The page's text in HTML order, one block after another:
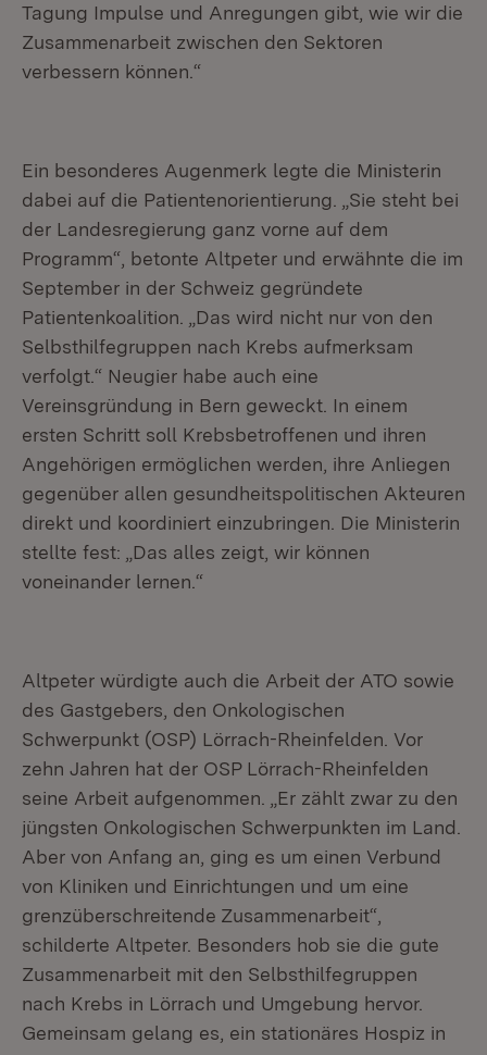
Tagung Impulse und Anregungen gibt, wie wir die
Zusammenarbeit zwischen den Sektoren
verbessern können.“
Ein besonderes Augenmerk legte die Ministerin
dabei auf die Patientenorientierung. „Sie steht bei
der Landesregierung ganz vorne auf dem
Programm“, betonte Altpeter und erwähnte die im
September in der Schweiz gegründete
Patientenkoalition. „Das wird nicht nur von den
Selbsthilfegruppen nach Krebs aufmerksam
verfolgt.“ Neugier habe auch eine
Vereinsgründung in Bern geweckt. In einem
ersten Schritt soll Krebsbetroffenen und ihren
Angehörigen ermöglichen werden, ihre Anliegen
gegenüber allen gesundheitspolitischen Akteuren
direkt und koordiniert einzubringen. Die Ministerin
stellte fest: „Das alles zeigt, wir können
voneinander lernen.“
Altpeter würdigte auch die Arbeit der ATO sowie
des Gastgebers, den Onkologischen
Schwerpunkt (OSP) Lörrach-Rheinfelden. Vor
zehn Jahren hat der OSP Lörrach-Rheinfelden
seine Arbeit aufgenommen. „Er zählt zwar zu den
jüngsten Onkologischen Schwerpunkten im Land.
Aber von Anfang an, ging es um einen Verbund
von Kliniken und Einrichtungen und um eine
grenzüberschreitende Zusammenarbeit“,
schilderte Altpeter. Besonders hob sie die gute
Zusammenarbeit mit den Selbsthilfegruppen
nach Krebs in Lörrach und Umgebung hervor.
Gemeinsam gelang es, ein stationäres Hospiz in